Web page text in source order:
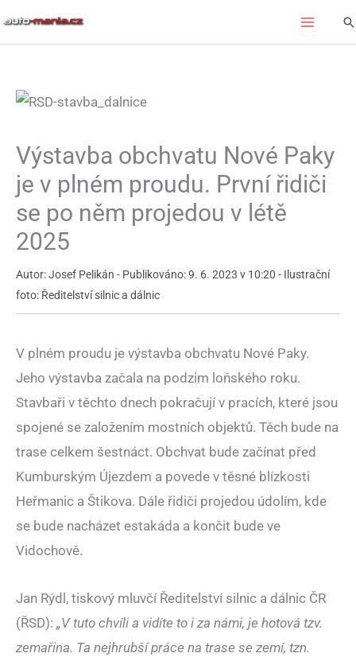
Výstavba obchvatu Nové Paky
je v plném proudu. První řidiči
se po něm projedou v létě
2025
Autor: Josef Pelikán - Publikováno: 9. 6. 2023 v 10:20 - Ilustrační
foto: Ředitelství silnic a dálnic
V plném proudu je výstavba obchvatu Nové Paky.
Jeho výstavba začala na podzim loňského roku.
Stavbaři v těchto dnech pokračují v pracích, které jsou
spojené se založením mostních objektů. Těch bude na
trase celkem šestnáct. Obchvat bude začínat před
Kumburským Újezdem a povede v těsné blízkosti
Heřmanic a Štikova. Dále řidiči projedou údolím, kde
se bude nacházet estakáda a končit bude ve
Vidochově.
Jan Rýdl, tiskový mluvčí Ředitelství silnic a dálnic ČR
(ŘSD): „V tuto chvíli a vidíte to i za námi, je hotová tzv.
zemařina. Ta nejhrubší práce na trase se zemí, tzn.